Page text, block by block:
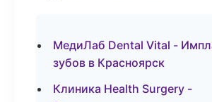
МедиЛаб Dental Vital -
зубов в Красноярск
Клиника Health Surgery -